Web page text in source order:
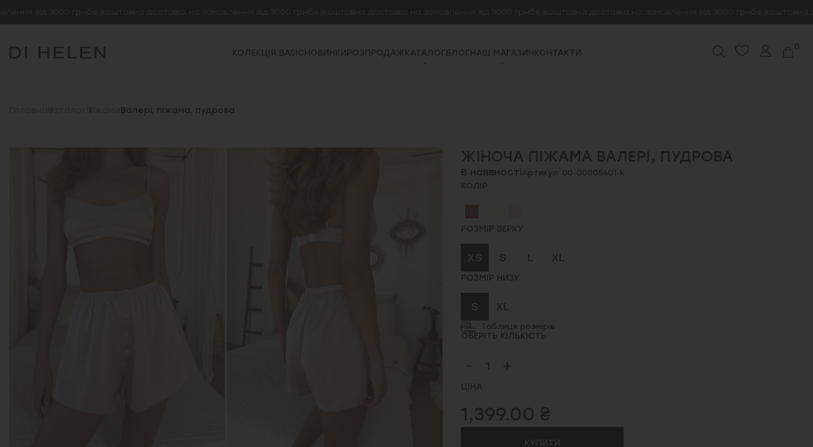
3000 грн безкоштовна доставка на замовлення від 3000 грн безкоштовна доставка на замовлення від 3000 грн безкоштовна доставка на замовлення від 3000 грн безкоштовна
КОЛЕКЦІЯ BASICНОВИНКИРОЗПРОДАЖКАТАЛОГБЛОГНАШ МАГАЗИНКОНТАКТИ
0
Каталог Піжами Валері, піжама, пудрова
ЖІНОЧА ПІЖАМА ВАЛЕРІ, ПУДРОВА
В наявностіАртикул: 00-00005601-k
КОЛІР
РОЗМІР ВЕРХУ
XS S L XL
РОЗМІР НИЗУ
S XL
Таблиця розмірів
ОБЕРІТЬ КІЛЬКІСТЬ
ЦІНА
1,399.00 ₴
КУПИТИ